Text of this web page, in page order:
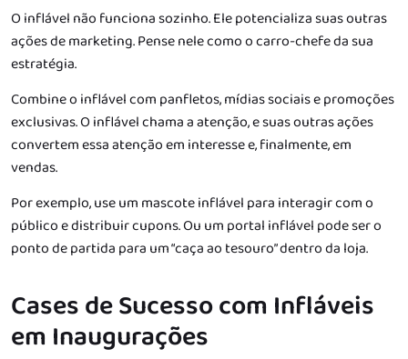
O inflável não funciona sozinho. Ele potencializa suas outras
ações de marketing. Pense nele como o carro-chefe da sua
estratégia.
Combine o inflável com panfletos, mídias sociais e promoções
exclusivas. O inflável chama a atenção, e suas outras ações
convertem essa atenção em interesse e, finalmente, em
vendas.
Por exemplo, use um mascote inflável para interagir com o
público e distribuir cupons. Ou um portal inflável pode ser o
ponto de partida para um “caça ao tesouro” dentro da loja.
Cases de Sucesso com Infláveis
em Inaugurações